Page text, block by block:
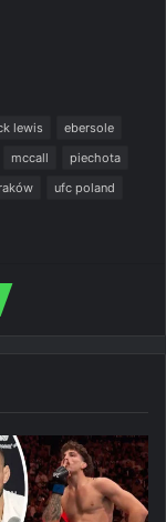
lewis
ebersole
mccall
piechota
ufc poland